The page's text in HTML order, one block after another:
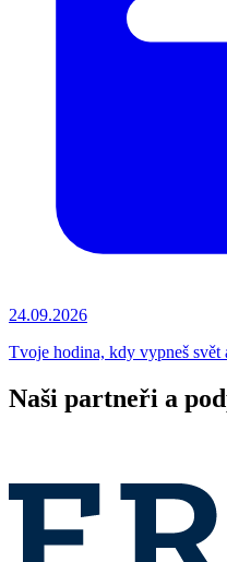
24.09.2026
Tvoje hodina, kdy vypneš svět
Naši partneři a